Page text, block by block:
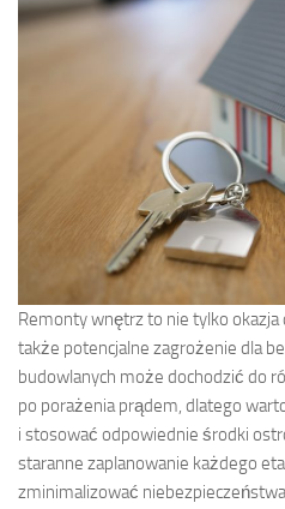
Remonty wnętrz to nie tylko
także potencjalne zagrożenie dla
budowlanych może dochodzić do
po porażenia prądem, dlatego
i stosować odpowiednie środki
staranne zaplanowanie każdego
zminimalizować